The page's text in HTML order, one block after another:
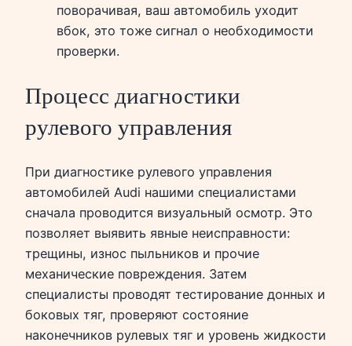
поворачивая, ваш автомобиль уходит
вбок, это тоже сигнал о необходимости
проверки.
Процесс диагностики
рулевого управления
При диагностике рулевого управления
автомобилей Audi нашими специалистами
сначала проводится визуальный осмотр. Это
позволяет выявить явные неисправности:
трещины, износ пыльников и прочие
механические повреждения. Затем
специалисты проводят тестирование донных и
боковых тяг, проверяют состояние
наконечников рулевых тяг и уровень жидкости